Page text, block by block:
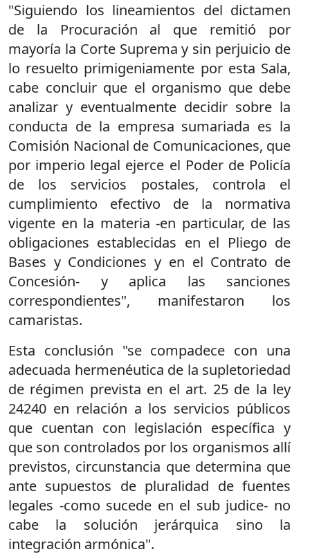
"Siguiendo los lineamientos del dictamen
de la Procuración al que remitió por
mayoría la Corte Suprema y sin perjuicio de
lo resuelto primigeniamente por esta Sala,
cabe concluir que el organismo que debe
analizar y eventualmente decidir sobre la
conducta de la empresa sumariada es la
Comisión Nacional de Comunicaciones, que
por imperio legal ejerce el Poder de Policía
de los servicios postales, controla el
cumplimiento efectivo de la normativa
vigente en la materia -en particular, de las
obligaciones establecidas en el Pliego de
Bases y Condiciones y en el Contrato de
Concesión- y aplica las sanciones
correspondientes", manifestaron los
camaristas.
Esta conclusión "se compadece con una
adecuada hermenéutica de la supletoriedad
de régimen prevista en el art. 25 de la ley
24240 en relación a los servicios públicos
que cuentan con legislación específica y
que son controlados por los organismos allí
previstos, circunstancia que determina que
ante supuestos de pluralidad de fuentes
legales -como sucede en el sub judice- no
cabe la solución jerárquica sino la
integración armónica".